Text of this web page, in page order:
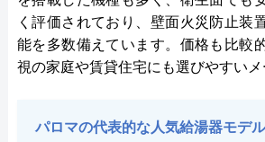
く評価されており、壁面火災防止装
能を多数備えています。価格も比較
視の家庭や賃貸住宅にも選びやすいメ
パロマの代表的な人気給湯器モデル